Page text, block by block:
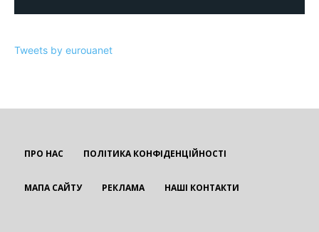
Tweets by eurouanet
ПРО НАС ПОЛІТИКА КОНФІДЕНЦІЙНОСТІ
МАПА САЙТУ РЕКЛАМА НАШІ КОНТАКТИ